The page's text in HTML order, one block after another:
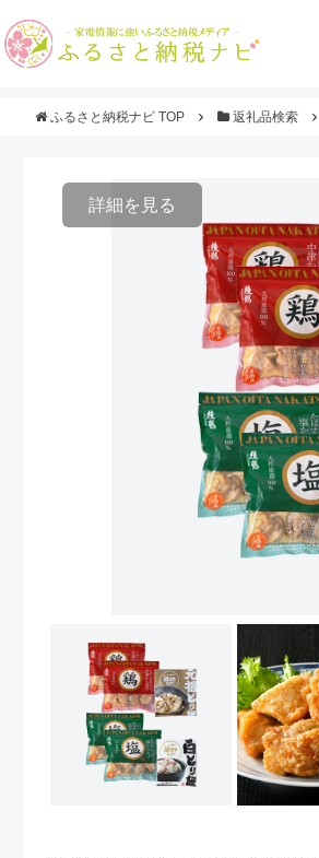
ふるさと納税ナビ TOP 返礼品検索
詳細を見る